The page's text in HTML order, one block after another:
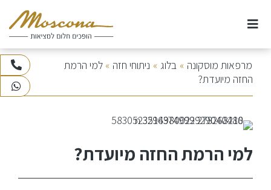
אודות
ניתוחי חזה
ניתוחי אף
073-3745100
מרפאות מוסקונה » בלוג » ניתוחי חזה » למי הרמת
החזה מיועדת?
למי הרמת החזה מיועדת?